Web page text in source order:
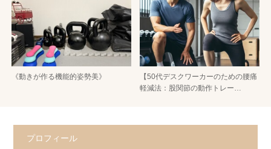
《動きが作る機能的姿勢美》
【50代デスクワーカーのための腰痛
軽減法：股関節の動作トレー…
プロフィール